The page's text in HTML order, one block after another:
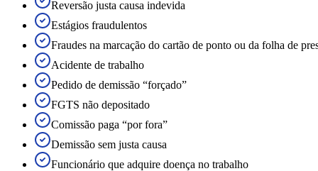
Reversão justa causa indevida
Estágios fraudulentos
Fraudes na marcação do cartão de ponto ou da folha de
Acidente de trabalho
Pedido de demissão “forçado”
FGTS não depositado
Comissão paga “por fora”
Demissão sem justa causa
Funcionário que adquire doença no trabalho